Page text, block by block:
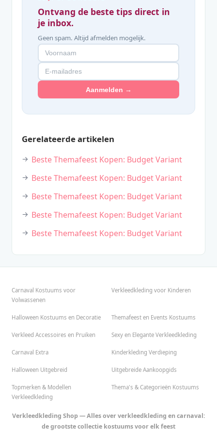
Ontvang de beste tips direct in
je inbox.
Geen spam. Altijd afmelden mogelijk.
Aanmelden →
Gerelateerde artikelen
Beste Themafeest Kopen: Budget Variant
Beste Themafeest Kopen: Budget Variant
Beste Themafeest Kopen: Budget Variant
Beste Themafeest Kopen: Budget Variant
Beste Themafeest Kopen: Budget Variant
Carnaval Kostuums voor
Volwassenen
Verkleedkleding voor Kinderen
Halloween Kostuums en Decoratie Themafeest en Events Kostuums
Verkleed Accessoires en Pruiken Sexy en Elegante Verkleedkleding
Carnaval Extra Kinderkleding Verdieping
Halloween Uitgebreid Uitgebreide Aankoopgids
Topmerken & Modellen
Verkleedkleding
Thema's & Categorieën Kostuums
Verkleedkleding Shop — Alles over verkleedkleding en carnaval:
de grootste collectie kostuums voor elk feest